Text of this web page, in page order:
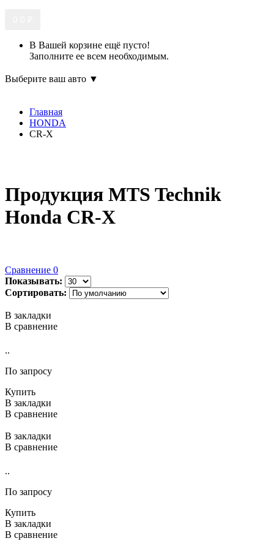
В Вашей корзине ещё пусто!
Заполните ее всем необходимым.
Выберите ваш авто ▼
Главная
HONDA
CR-X
Продукция MTS Technik
Honda CR-X
Сравнение 0
Показывать:
Сортировать:
В закладки
В сравнение
..
По запросу
Купить
В закладки
В сравнение
В закладки
В сравнение
..
По запросу
Купить
В закладки
В сравнение